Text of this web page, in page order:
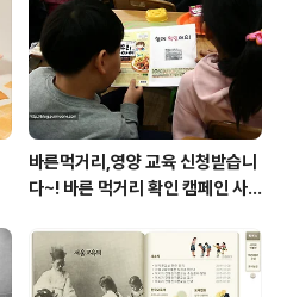
바른먹거리,영양 교육 신청받습니
다~! 바른 먹거리 확인 캠페인 사